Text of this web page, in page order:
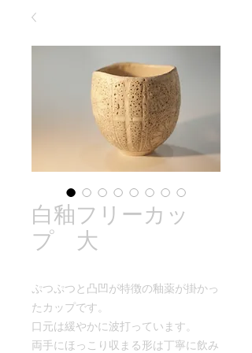
白釉フリーカッ
プ 大
ぷつぷつと凸凹が特徴の釉薬が掛かっ
たカップです。
口元は緩やかに波打っています。
両手にほっこり収まる形は丁寧に飲み